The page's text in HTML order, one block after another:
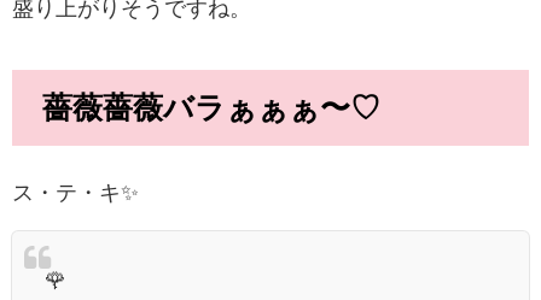
盛り上がりそうですね。
薔薇薔薇バラぁぁぁ〜♡
ス・テ・キ✨️
🌹